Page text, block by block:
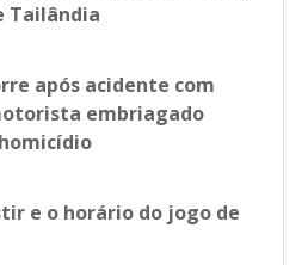
Tailândia
após acidente com
embriagado
e o horário do jogo de